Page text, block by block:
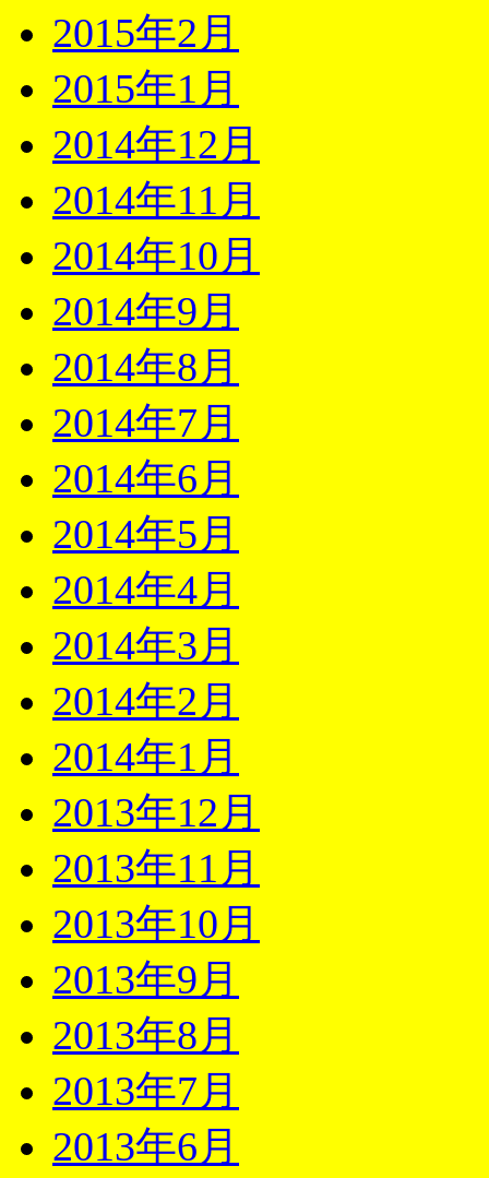
2015年2月
2015年1月
2014年12月
2014年11月
2014年10月
2014年9月
2014年8月
2014年7月
2014年6月
2014年5月
2014年4月
2014年3月
2014年2月
2014年1月
2013年12月
2013年11月
2013年10月
2013年9月
2013年8月
2013年7月
2013年6月